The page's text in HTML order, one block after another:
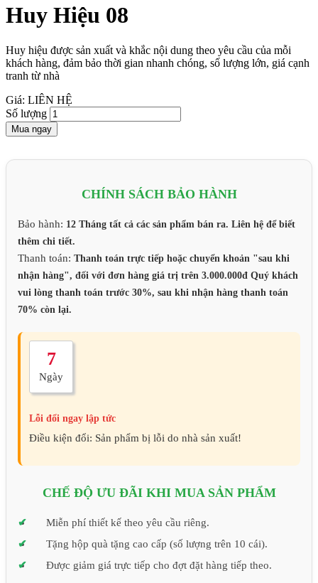
Huy Hiệu 08
Huy hiệu được sản xuất và khắc nội dung theo yêu cầu của mỗi
khách hàng, đảm bảo thời gian nhanh chóng, số lượng lớn, giá cạnh
tranh từ nhà
Giá: LIÊN HỆ
Số lượng
Mua ngay
CHÍNH SÁCH BẢO HÀNH
Bảo hành: 12 Tháng tất cả các sản phẩm bán ra. Liên hệ để biết
thêm chi tiết.
Thanh toán: Thanh toán trực tiếp hoặc chuyển khoản "sau khi
nhận hàng", đối với đơn hàng giá trị trên 3.000.000đ Quý khách
vui lòng thanh toán trước 30%, sau khi nhận hàng thanh toán
70% còn lại.
7
Ngày
Lỗi đổi ngay lập tức
Điều kiện đổi: Sản phẩm bị lỗi do nhà sản xuất!
CHẾ ĐỘ ƯU ĐÃI KHI MUA SẢN PHẨM
Miễn phí thiết kế theo yêu cầu riêng.
Tặng hộp quà tặng cao cấp (số lượng trên 10 cái).
Được giảm giá trực tiếp cho đợt đặt hàng tiếp theo.